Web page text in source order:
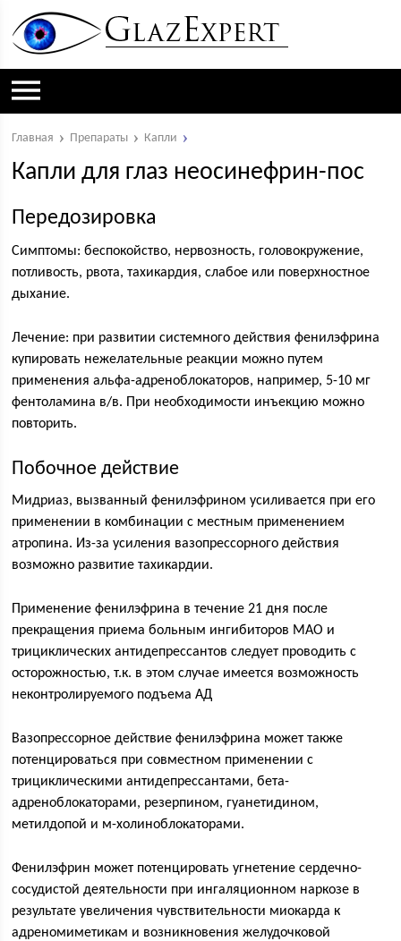
Главная Препараты Капли
Капли для глаз неосинефрин-пос
Передозировка
Симптомы: беспокойство, нервозность, головокружение,
потливость, рвота, тахикардия, слабое или поверхностное
дыхание.
Лечение: при развитии системного действия фенилэфрина
купировать нежелательные реакции можно путем
применения aльфа-адреноблокаторов, например, 5-10 мг
фентоламина в/в. При необходимости инъекцию можно
повторить.
Побочное действие
Мидриаз, вызванный фенилэфрином усиливается при его
применении в комбинации с местным применением
атропина. Из-за усиления вазопрессорного действия
возможно развитие тахикардии.
Применение фенилэфрина в течение 21 дня после
прекращения приема больным ингибиторов МАО и
трициклических антидепрессантов следует проводить с
осторожностью, т.к. в этом случае имеется возможность
неконтролируемого подъема АД
Вазопрессорное действие фенилэфрина может также
потенцироваться при совместном применении с
трициклическими антидепрессантами, бета-
адреноблокаторами, резерпином, гуанетидином,
метилдопой и м-холиноблокаторами.
Фенилэфрин может потенцировать угнетение сердечно-
сосудистой деятельности при ингаляционном наркозе в
результате увеличения чувствительности миокарда к
адреномиметикам и возникновения желудочковой